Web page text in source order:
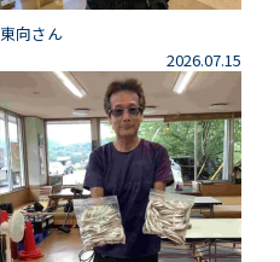
東向さん
2026.07.15